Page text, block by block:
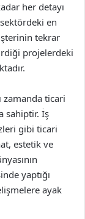
her detayı
en
tekrar
projelerdeki
zamanda ticari
sahiptir. İş
gibi ticari
estetik ve
yaptığı
ayak